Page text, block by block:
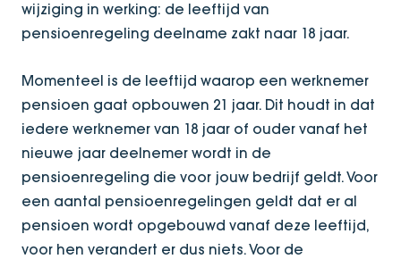
wijziging in werking: de leeftijd van
pensioenregeling deelname zakt naar 18 jaar.
Momenteel is de leeftijd waarop een werknemer
pensioen gaat opbouwen 21 jaar. Dit houdt in dat
iedere werknemer van 18 jaar of ouder vanaf het
nieuwe jaar deelnemer wordt in de
pensioenregeling die voor jouw bedrijf geldt. Voor
een aantal pensioenregelingen geldt dat er al
pensioen wordt opgebouwd vanaf deze leeftijd,
voor hen verandert er dus niets. Voor de